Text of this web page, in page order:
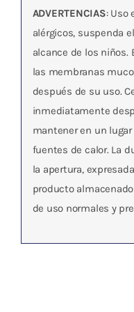
ADVERTENCIAS: Uso
alérgicos, suspenda
alcance de los niños.
las membranas
después de su uso.
inmediatamente
mantener en un
fuentes de calor. La
la apertura,
producto
de uso normales y